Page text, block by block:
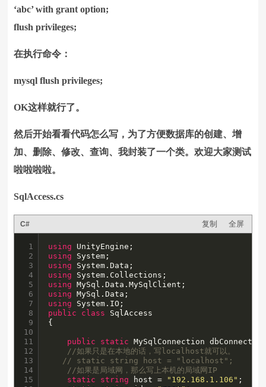
‘abc’ with grant option;
flush privileges;
在执行命令：
mysql flush privileges;
OK这样就行了。
然后开始看看代码怎么写，为了方便数据库的创建、增
加、删除、修改、查询、我封装了一个类。欢迎大家测试
啦啦啦啦。
SqlAccess.cs
C# 复制 全屏
1
2
3
4
5
6
7
8
9
10
11
12
13
14
15
using
using
using
using
using
using
using
public
class SqlAccess
{
public static MySqlConnection
//如果只是在本地的话，写localhost就可以。
// static string host = "localhost";
//如果是局域网，那么写上本机的局域网IP
static
string host = "192.168.1.106" ;